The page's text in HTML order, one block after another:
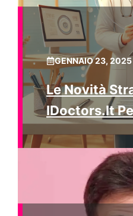
GENNAIO 23, 2025
Le Novità
IDoctors.it